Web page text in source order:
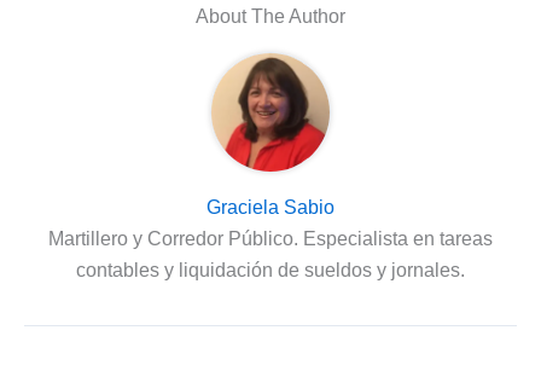
About The Author
Graciela Sabio
Martillero y Corredor Público. Especialista en tareas
contables y liquidación de sueldos y jornales.